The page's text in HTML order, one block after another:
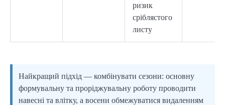
ризик
сріблястого
листу
Найкращий підхід — комбінувати сезони: основну
формувальну та проріджувальну роботу проводити
навесні та влітку, а восени обмежуватися видаленням